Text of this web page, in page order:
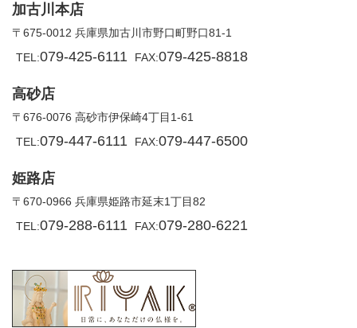
加古川本店
〒675-0012 兵庫県加古川市野口町野口81-1
TEL:079-425-6111 FAX:079-425-8818
高砂店
〒676-0076 高砂市伊保崎4丁目1-61
TEL:079-447-6111 FAX:079-447-6500
姫路店
〒670-0966 兵庫県姫路市延末1丁目82
TEL:079-288-6111 FAX:079-280-6221